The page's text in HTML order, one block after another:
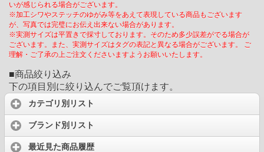
いが感じられる場合がございます。
※加工シワやステッチのゆがみ等をあえて表現している商品もございます
が、写真では完璧にお伝え出来ない場合があります。
※実測サイズは平置きで採寸しております。そのため多少誤差がでる場合が
ございます。また、実測サイズはタグの表記と異なる場合がございます。 ご
理解・ご了承の上ご注文くださいますようお願いいたします。
■商品絞り込み
下の項目別に絞り込んでご覧頂けます。
カテゴリ別リスト
ブランド別リスト
最近見た商品履歴